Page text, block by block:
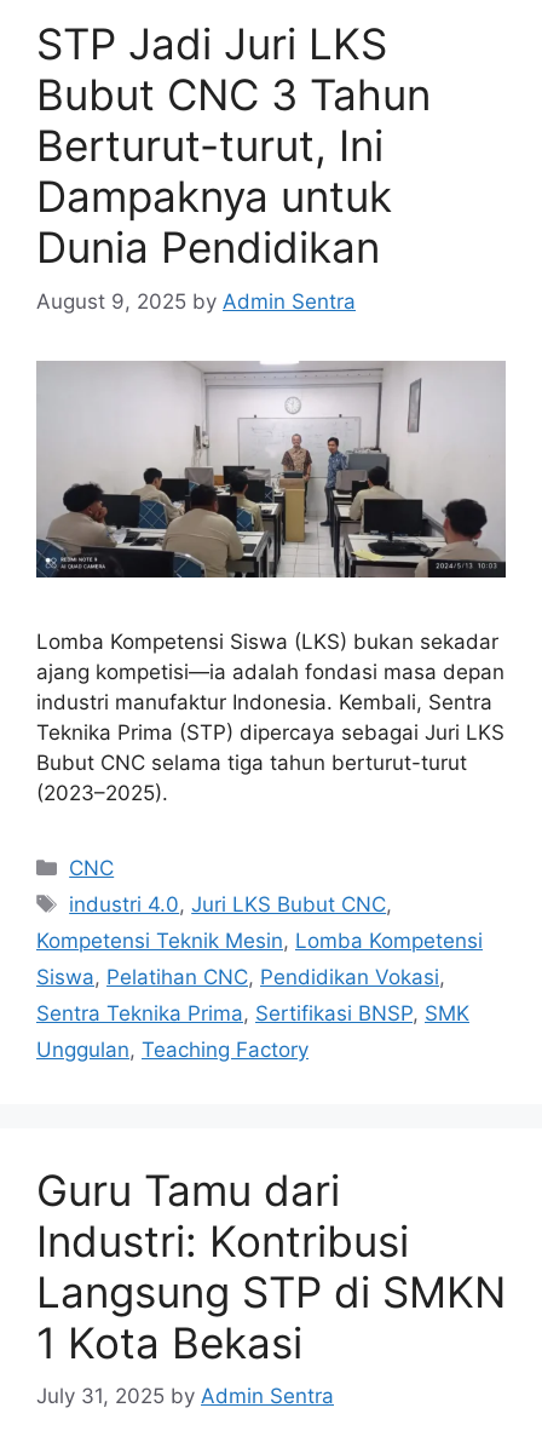
STP Jadi Juri LKS
Bubut CNC 3 Tahun
Berturut-turut, Ini
Dampaknya untuk
Dunia Pendidikan
August 9, 2025 by Admin Sentra
Lomba Kompetensi Siswa (LKS) bukan sekadar
ajang kompetisi—ia adalah fondasi masa depan
industri manufaktur Indonesia. Kembali, Sentra
Teknika Prima (STP) dipercaya sebagai Juri LKS
Bubut CNC selama tiga tahun berturut-turut
(2023–2025).
Categories
CNC
Tags
industri 4.0,Juri LKS Bubut CNC,
Kompetensi Teknik Mesin, Lomba Kompetensi
Siswa, Pelatihan CNC, Pendidikan Vokasi,
Sentra Teknika Prima, Sertifikasi BNSP, SMK
Unggulan, Teaching Factory
Guru Tamu dari
Industri: Kontribusi
Langsung STP di SMKN
1 Kota Bekasi
July 31, 2025 by Admin Sentra